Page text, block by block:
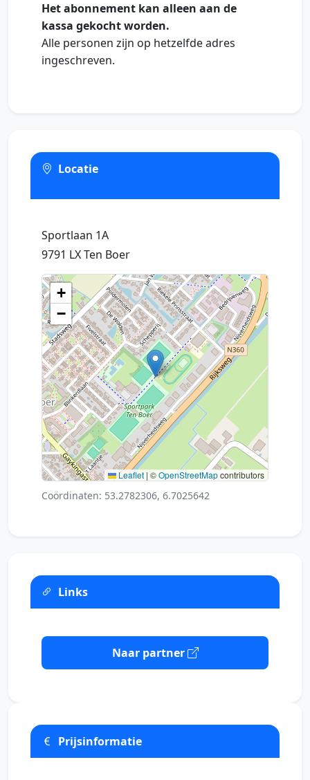
Het abonnement kan alleen aan de
kassa gekocht worden.
Alle personen zijn op hetzelfde adres
ingeschreven.
Locatie
Sportlaan 1A
9791 LX Ten Boer
+
−
Leaflet | ©OpenStreetMapcontributors
Coördinaten: 53.2782306, 6.7025642
Links
Naar partner
Prijsinformatie